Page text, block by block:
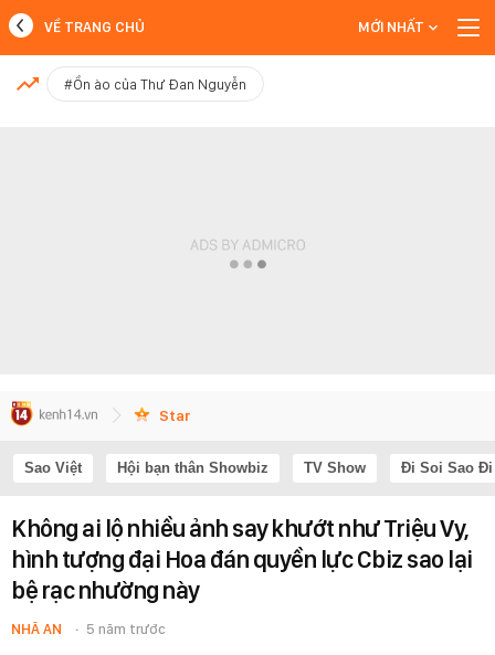
MỚI NHẤT
VỀ TRANG CHỦ MỚI NHẤT
#Ồn ào của Thư Đan Nguyễn
Star
Sao Việt Hội bạn thân Showbiz TV Show Đi Soi Sao Đi
Không ai lộ nhiều ảnh say khướt như Triệu Vy,
hình tượng đại Hoa đán quyền lực Cbiz sao lại
bệ rạc nhường này
NHÃ AN 5 năm trước